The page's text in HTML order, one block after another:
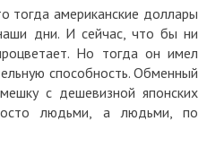
тогда американские доллары
дни. И сейчас, что бы ни
Но тогда он имел
способность. Обменный
с дешевизной японских
людьми, а людьми, по